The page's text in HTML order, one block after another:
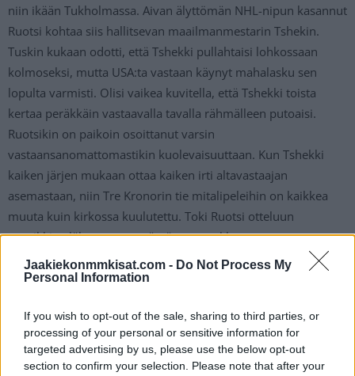
Jaakiekonmmkisat.com - Do Not Process My
Personal Information
If you wish to opt-out of the sale, sharing to third parties, or
processing of your personal or sensitive information for
targeted advertising by us, please use the below opt-out
section to confirm your selection. Please note that after your
niin ikään Tukholmassa. Aivan älyttömän NHL-nipun kasannut
Ruotsi kohtaa siis hallitsevan maailmanmestarin Tshekin.
Tuskin kukaan odotti, että Tshekki pullahtaisi lohkossaan
kolmoseksi, mutta USA:ta vastaan käynyt mahalasku sen
lopulta varmisti. Olisi vaikea kuvitella, että Tshekki toista
kertaa peräkkäin vastaavalla tavalla rähmälleen putoaisi.
Ruotsikin on paikoin osoittanut varsin
vastaansanomattomastikin kuolevaisuuttaan. Kun Tshekki
kaiken järjen mukaan ottaa kaiken irti altavastaajan
asemastaan, niin Tre Kronorin tie mitalipeleihin on kaikkea
muuta kuin kirkossa kuulutettu. Toki Ruotsi otteluun
suosikkina lähtee, mutta tämä on ennakkoon povattuna
pareista arvaamattomin.
selvä peli, mutta vaikka punainen matto onkin levitetty
Sveitsille, pitää joukkueen sitä pitkin myös pystyä
kävelemään, eikä Itävalta taatusti anna mitään ilmaiseksi.